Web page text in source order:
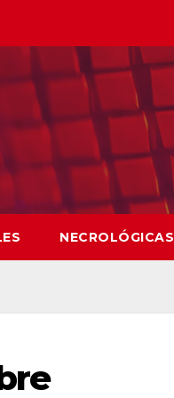
NECROLÓGICAS